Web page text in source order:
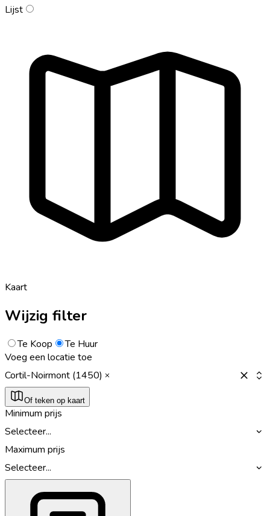
Lijst
Kaart
Wijzig filter
Te Koop
Te Huur
Voeg een locatie toe
Cortil-Noirmont (1450)
Of teken op kaart
Minimum prijs
Selecteer...
Maximum prijs
Selecteer...